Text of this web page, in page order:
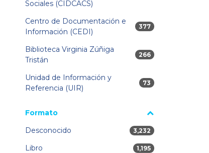
Sociales (CIDCACS)
Centro de Documentación e
Información (CEDI)
377 resultados
377
Biblioteca Virginia Zúñiga
Tristán
266 resultados
266
Unidad de Información y
Referencia (UIR)
73 resultados
73
Formato
Desconocido
3,232 resultados
3,232
Libro 1,195 resultados
1,195